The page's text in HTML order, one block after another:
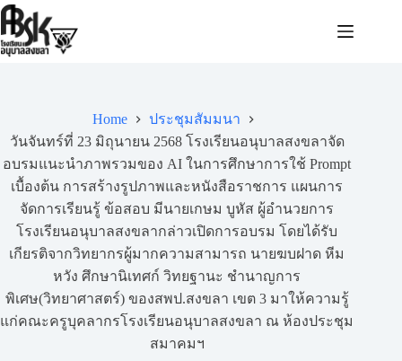
Home
ประชุมสัมมนา
วันจันทร์ที่ 23 มิถุนายน 2568 โรงเรียนอนุบาลสงขลาจัด
อบรมแนะนำภาพรวมของ AI ในการศึกษาการใช้ Prompt
เบื้องต้น การสร้างรูปภาพและหนังสือราชการ แผนการ
จัดการเรียนรู้ ข้อสอบ มีนายเกษม บูหัส ผู้อำนวยการ
โรงเรียนอนุบาลสงขลากล่าวเปิดการอบรม โดยได้รับ
เกียรติจากวิทยากรผู้มากความสามารถ นายฆบฝาด หีม
หวัง ศึกษานิเทศก์ วิทยฐานะ ชำนาญการ
พิเศษ(วิทยาศาสตร์) ของสพป.สงขลา เขต 3 มาให้ความรู้
แก่คณะครูบุคลากรโรงเรียนอนุบาลสงขลา ณ ห้องประชุม
สมาคมฯ